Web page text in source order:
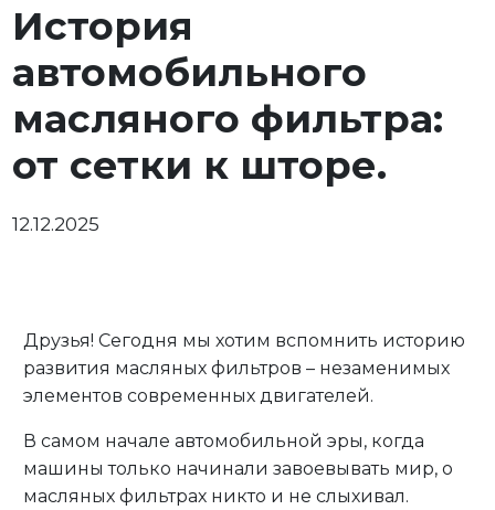
История
автомобильного
масляного фильтра:
от сетки к шторе.
12.12.2025
Друзья! Сегодня мы хотим вспомнить историю
развития масляных фильтров – незаменимых
элементов современных двигателей.
В самом начале автомобильной эры, когда
машины только начинали завоевывать мир, о
масляных фильтрах никто и не слыхивал.